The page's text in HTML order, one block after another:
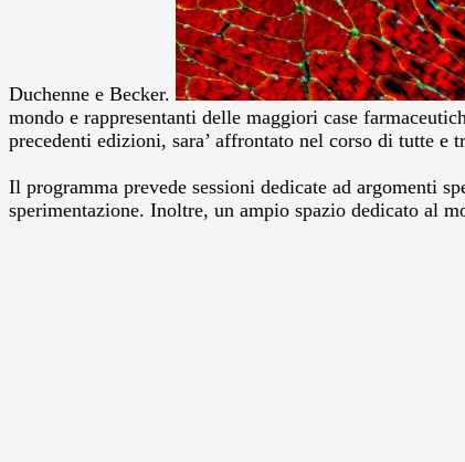
Duchenne e Becker.
mondo e rappresentanti delle maggiori case
precedenti edizioni, sara’ affrontato nel corso di tutte e
Il programma prevede sessioni dedicate ad argomenti
sperimentazione. Inoltre, un ampio spazio dedicato al